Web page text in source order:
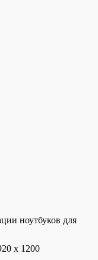
ноутбуков для
x 1200